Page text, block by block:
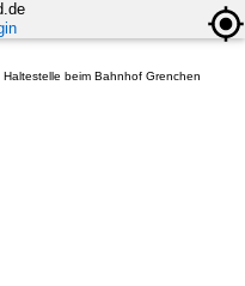
beim Bahnhof Grenchen